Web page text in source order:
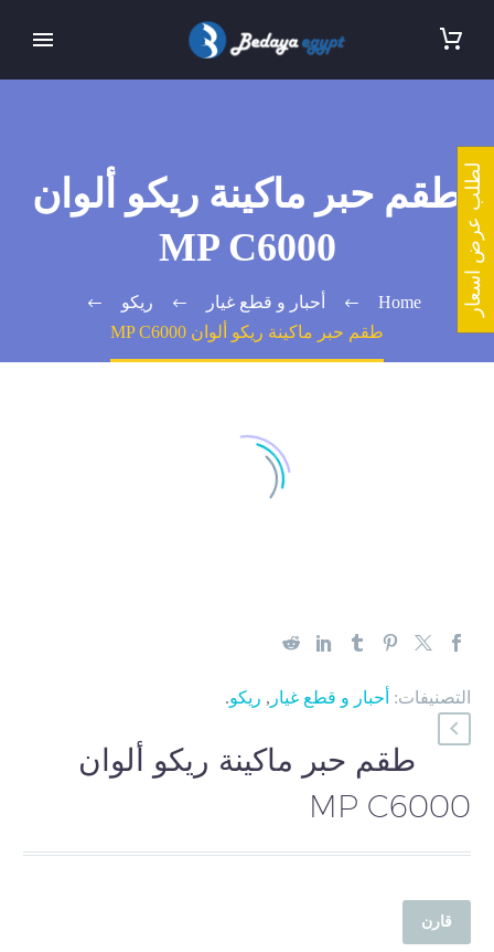
طقم حبر ماكينة ريكو ألوان
MP C6000
Home أحبار و قطع غيار
ريكو
طقم حبر ماكينة ريكو ألوان MP C6000
التصنيفات: أحبار و قطع غيار , ريكو.
طقم حبر ماكينة ريكو ألوان
MP C6000
قارن
لطلب عرض اسعار